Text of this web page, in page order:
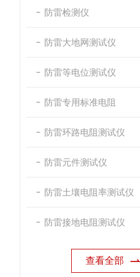
防雷检测仪
防雷大地网测试仪
防雷等电位测试仪
防雷专用标准电阻
防雷环路电阻测试仪
防雷元件测试仪
防雷土壤电阻率测试仪
防雷接地电阻测试仪
查看全部